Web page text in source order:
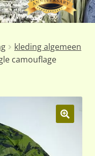
kleding algemeen
camouflage